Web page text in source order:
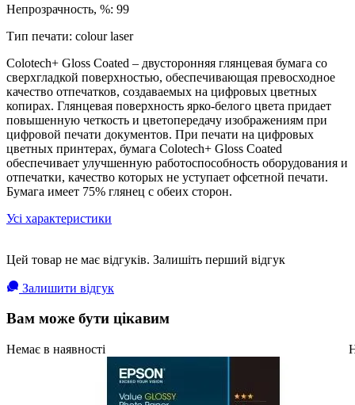
Непрозрачность, %: 99
Тип печати: colour laser
Colotech+ Gloss Coated – двусторонняя глянцевая бумага со
сверхгладкой поверхностью, обеспечивающая превосходное
качество отпечатков, создаваемых на цифровых цветных
копирах. Глянцевая поверхность ярко-белого цвета придает
повышенную четкость и цветопередачу изображениям при
цифровой печати документов. При печати на цифровых
цветных принтерах, бумага Colotech+ Gloss Coated
обеспечивает улучшенную работоспособность оборудования и
отпечатки, качество которых не уступает офсетной печати.
Бумага имеет 75% глянец с обеих сторон.
Усі характеристики
Цей товар не має відгуків. Залишіть перший відгук
Залишити відгук
Вам може бути цікавим
Немає в наявності